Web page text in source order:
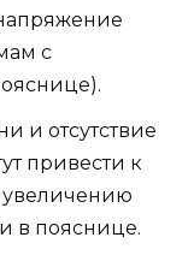
с
и отсутствие
привести к
в пояснице.